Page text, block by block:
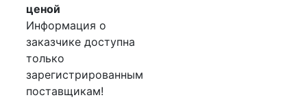
ценой
Информация о
заказчике доступна
только
зарегистрированным
поставщикам!